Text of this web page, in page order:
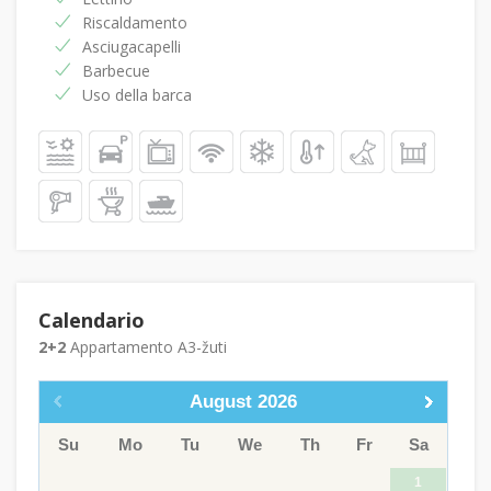
Riscaldamento
Asciugacapelli
Barbecue
Uso della barca
Calendario
2+2 Appartamento A3-žuti
August 2026
Su Mo Tu We Th Fr Sa
1